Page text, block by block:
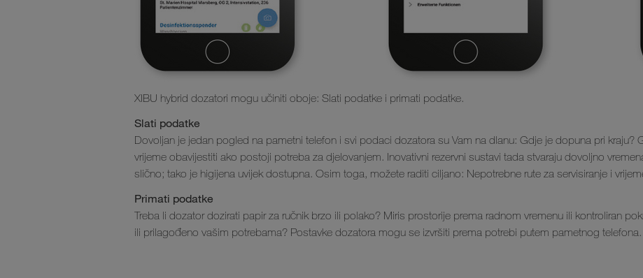
XIBU hybrid dozatori mogu učiniti oboje: Slati podatke i primati podatke.
Slati podatke
Dovoljan je jedan pogled na pametni telefon i svi podaci dozatora su Vam na dlanu: Gdje je dopuna pri kraju?
vrijeme obavijestiti ako postoji potreba za djelovanjem. Inovativni rezervni sustavi tada stvaraju dovoljno
slično; tako je higijena uvijek dostupna. Osim toga, možete raditi ciljano: Nepotrebne rute za servisiranje i
Primati podatke
Treba li dozator dozirati papir za ručnik brzo ili polako? Miris prostorije prema radnom vremenu ili kontroliran
ili prilagođeno vašim potrebama? Postavke dozatora mogu se izvršiti prema potrebi putem pametnog telefona.